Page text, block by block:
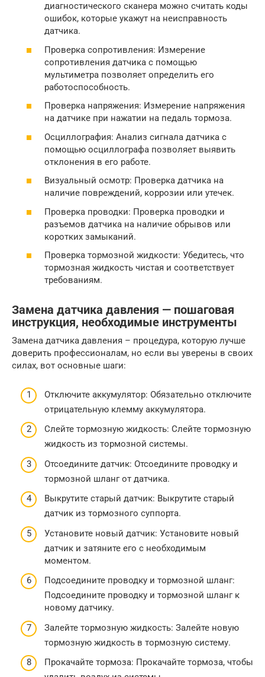
диагностического сканера можно считать коды
ошибок, которые укажут на неисправность
датчика.
Проверка сопротивления: Измерение
сопротивления датчика с помощью
мультиметра позволяет определить его
работоспособность.
Проверка напряжения: Измерение напряжения
на датчике при нажатии на педаль тормоза.
Осциллография: Анализ сигнала датчика с
помощью осциллографа позволяет выявить
отклонения в его работе.
Визуальный осмотр: Проверка датчика на
наличие повреждений, коррозии или утечек.
Проверка проводки: Проверка проводки и
разъемов датчика на наличие обрывов или
коротких замыканий.
Проверка тормозной жидкости: Убедитесь, что
тормозная жидкость чистая и соответствует
требованиям.
Замена датчика давления — пошаговая
инструкция, необходимые инструменты
Замена датчика давления – процедура, которую лучше
доверить профессионалам, но если вы уверены в своих
силах, вот основные шаги:
Отключите аккумулятор: Обязательно отключите
отрицательную клемму аккумулятора.
Слейте тормозную жидкость: Слейте тормозную
жидкость из тормозной системы.
Отсоедините датчик: Отсоедините проводку и
тормозной шланг от датчика.
Выкрутите старый датчик: Выкрутите старый
датчик из тормозного суппорта.
Установите новый датчик: Установите новый
датчик и затяните его с необходимым
моментом.
Подсоедините проводку и тормозной шланг:
Подсоедините проводку и тормозной шланг к
новому датчику.
Залейте тормозную жидкость: Залейте новую
тормозную жидкость в тормозную систему.
Прокачайте тормоза: Прокачайте тормоза, чтобы